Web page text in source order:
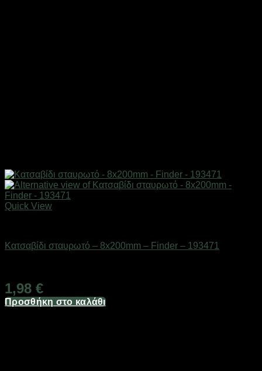
Quick View
Κατσαβίδι σταυρωτό – 8x200mm – Finder – 193471
1,98 €
Προσθήκη στο καλάθι